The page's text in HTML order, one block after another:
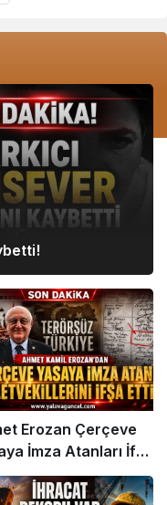
Erozan Çerçeve
İmza Atanları İfşa